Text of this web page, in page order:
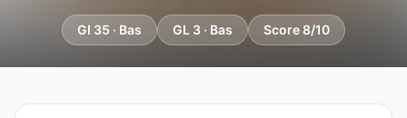
GI 35 · Bas GL 3 · Bas Score 8/10